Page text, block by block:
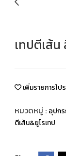
เทปตีเส้น
เพิ่มรายการโป
หมวดหมู่ : อุปกร
ตีเส้น&ยูโรเทป